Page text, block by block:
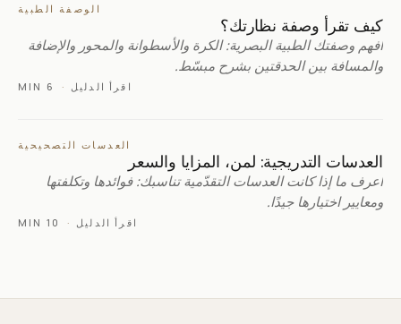
الوصفة الطبية
كيف تقرأ وصفة نظارتك؟
افهم وصفتك الطبية البصرية: الكرة والأسطوانة والمحور والإضافة
والمسافة بين الحدقتين بشرح مبسّط.
اقرأ الدليل ·
6 MIN
العدسات التصحيحية
العدسات التدريجية: لمن، المزايا والسعر
اعرف ما إذا كانت العدسات التقدّمية تناسبك: فوائدها وتكلفتها
ومعايير اختيارها جيدًا.
اقرأ الدليل ·
10 MIN